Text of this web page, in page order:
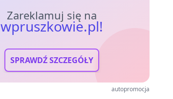
Zareklamuj się na
wpruszkowie.pl!
SPRAWDŹ SZCZEGÓŁY
autopromocja